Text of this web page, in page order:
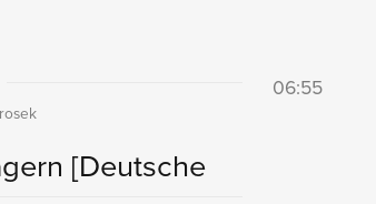
06:55
[Deutsche